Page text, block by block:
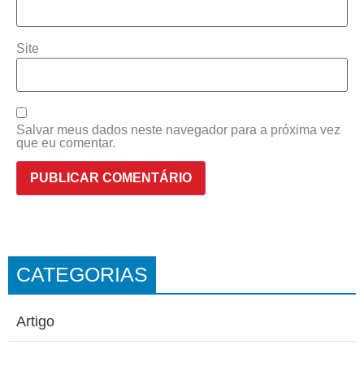
Site
Salvar meus dados neste navegador para a próxima vez
que eu comentar.
CATEGORIAS
Artigo